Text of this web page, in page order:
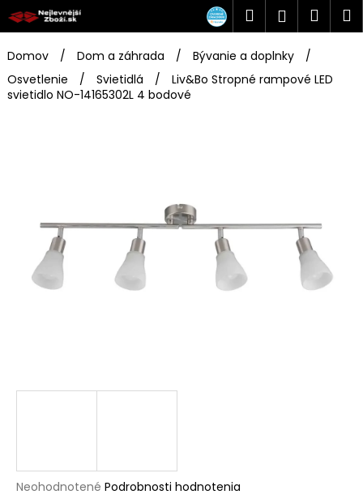
na
obsah
Hľadať
Domov / Dom a záhrada / Bývanie a doplnky
/
Osvetlenie
/ Svietidlá /
Liv&Bo Stropné rampové LED
svietidlo NO-14165302L 4 bodové
Priemerné
Neohodnotené Podrobnosti hodnotenia
K
o
š
k Č
á
?